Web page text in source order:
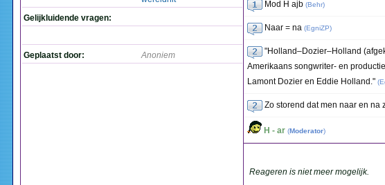
Gelijkluidende vragen:
Geplaatst door: Anoniem
Mod H ajb (Behr)
Naar = na (EgniZP)
"Holland–Dozier–Holland
Amerikaans songwriter- en
Lamont Dozier en Eddie Holland." (
Zo storend dat men naar en na
H - ar (Moderator)
Reageren is niet meer mogelijk.